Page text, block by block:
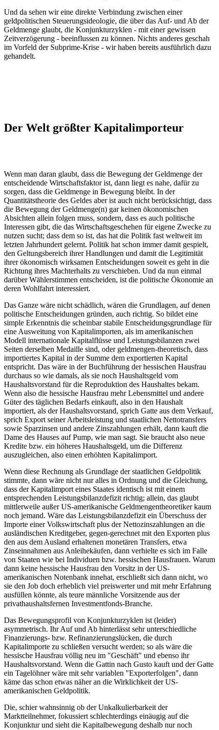
Und da sehen wir eine direkte Verbindung zwischen einer
geldpolitischen Steuerungsideologie, die über das Auf- und Ab der
Geldmenge glaubt, die Konjunkturzyklen - mit einer gewissen
Zeitverzögerung - beeinflussen zu können. Nichts anderes geschah
im Vorfeld der Subprime-Krise - wir haben bereits ausführlich dazu
gehandelt.
Der Welt größter Kapitalimporteur
Wenn man daran glaubt, dass die Bewegung der Geldmenge der
entscheidende Wirtschaftsfaktor ist, dann liegt es nahe, dafür zu
sorgen, dass die Geldmenge in Bewegung bleibt. In der
Quantitätstheorie des Geldes aber ist auch nicht berücksichtigt, dass
die Bewegung der Geldmenge(n) gar keinen ökonomischen
Absichten allein folgen muss, sondern, dass es auch politische
Interessen gibt, die das Wirtschaftsgeschehen für eigene Zwecke zu
nutzen sucht; dass dem so ist, das hat die Politik fast weltweit im
letzten Jahrhundert gelernt. Politik hat schon immer damit gespielt,
den Geltungsbereich ihrer Handlungen und damit die Legitimität
ihrer ökonomisch wirksamen Entscheidungen soweit es geht in die
Richtung ihres Machterhalts zu verschieben. Und da nun einmal
darüber Wählerstimmen entscheiden, ist die politische Ökonomie an
deren Wohlfahrt interessiert.
Das Ganze wäre nicht schädlich, wären die Grundlagen, auf denen
politische Entscheidungen gründen, auch richtig. So bildet eine
simple Erkenntnis die scheinbar stabile Entscheidungsgrundlage für
eine Ausweitung von Kapitalimporten, als im amerikanischen
Modell internationale Kapitalflüsse und Leistungsbilanzen zwei
Seiten derselben Medaille sind, oder geldmengen-theoretisch, dass
importiertes Kapital in der Summe dem exportierten Kapital
entspricht. Das wäre in der Buchführung der hessischen Hausfrau
durchaus so wie damals, als sie noch Haushaltsgeld vom
Haushaltsvorstand für die Reproduktion des Haushaltes bekam.
Wenn also die hessische Hausfrau mehr Lebensmittel und andere
Güter des täglichen Bedarfs einkauft, also in den Haushalt
importiert, als der Haushaltsvorstand, sprich Gatte aus dem Verkauf,
sprich Export seiner Arbeitsleistung und staatlichen Nettotransfers
sowie Sparzinsen und andere Zinszahlungen erhält, dann kauft die
Dame des Hauses auf Pump, wie man sagt. Sie braucht also neue
Kredite bzw. ein höheres Haushaltsgeld, um die Differenz
auszugleichen, also einen erhöhten Kapitalimport.
Wenn diese Rechnung als Grundlage der staatlichen Geldpolitik
stimmte, dann wäre nicht nur alles in Ordnung und die Gleichung,
dass der Kapitalimport eines Staates identisch ist mit einem
entsprechenden Leistungsbilanzdefizit richtig; allein, das glaubt
mittlerweile außer US-amerikanische Geldmengentheoretiker kaum
noch jemand. Wäre das Leistungsbilanzdefizit ein Überschuss der
Importe einer Volkswirtschaft plus der Nettozinszahlungen an die
ausländischen Kreditgeber, gegen-gerechnet mit den Exporten plus
den aus dem Ausland erhaltenen monetären Transfers, etwa
Zinseinnahmen aus Anleihekäufen, dann verhielte es sich im Falle
von Staaten wie bei Individuen bzw. hessischen Hausfrauen. Warum
dann keine hessische Hausfrau den Vorsitz in der US-
amerikanischen Notenbank innehat, erschließt sich dann nicht, wo
sie den Job doch erheblich viel preiswerter und mit mehr Erfahrung
ausfüllen könnte, als teure männliche Vorsitzende aus der
privathaushaltsfernen Investmentfonds-Branche.
Das Bewegungsprofil von Konjunkturzyklen ist (leider)
asymmetrisch. Ihr Auf und Ab hinterlässt sehr unterschiedliche
Finanzierungs- bzw. Refinanzierungslücken, die durch
Kapitalimporte zu schließen versucht werden; so als wäre die
hessische Hausfrau völlig neu im "Geschäft" und ebenso ihr
Haushaltsvorstand. Wenn die Gattin nach Gusto kauft und der Gatte
ein Tagelöhner wäre mit sehr variablen "Exporterfolgen", dann
käme das schon etwas näher an die Wirklichkeit der US-
amerikanischen Geldpolitik.
Die, schier wahnsinnig ob der Unkalkulierbarkeit der
Marktteilnehmer, fokussiert schlechterdings einäugig auf die
Konjunktur und sieht die Kapitalbewegung deshalb nur noch